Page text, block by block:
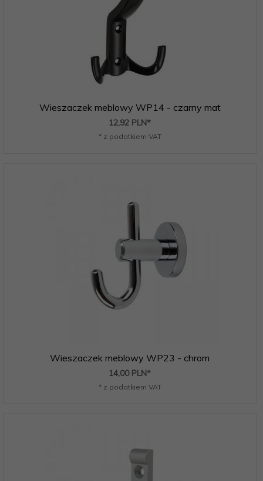
Wieszaczek meblowy WP14 - czarny mat
12,92 PLN*
* z podatkiem VAT
Wieszaczek meblowy WP23 - chrom
14,00 PLN*
* z podatkiem VAT